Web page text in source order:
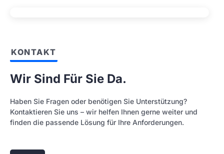
KONTAKT
Wir Sind Für Sie Da.
Haben Sie Fragen oder benötigen Sie Unterstützung?
Kontaktieren Sie uns – wir helfen Ihnen gerne weiter und
finden die passende Lösung für Ihre Anforderungen.